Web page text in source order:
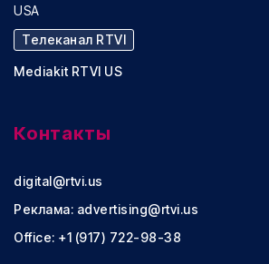
USA
Телеканал RTVI
Mediakit RTVI US
Контакты
digital@rtvi.us
Реклама: advertising@rtvi.us
Office: +1 (917) 722-98-38